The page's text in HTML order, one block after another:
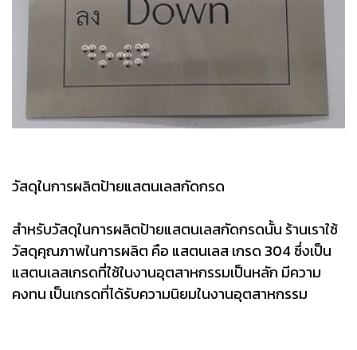
วัสดุในการผลิตป้ายแสตนเลสกัดกรด
สำหรับวัสดุในการผลิตป้ายแสตนเลสกัดกรดนั้น ร้านเราใช้
วัสดุคุณภาพในการผลิต คือ แสตนเลส เกรด 304 ซึ่งเป็น
แสตนเลสเกรดที่ใช้ในงานอุตสาหกรรมเป็นหลัก มีความ
คงทน เป็นเกรดที่ได้รับความนิยมในงานอุตสาหกรรม